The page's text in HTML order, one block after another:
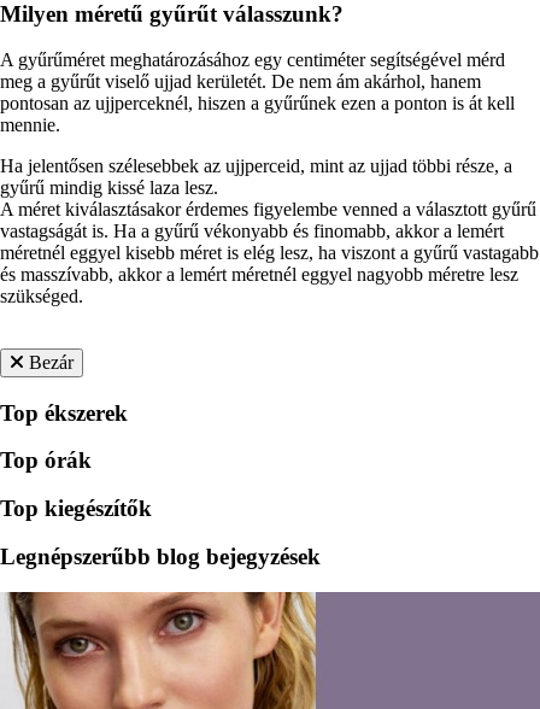
Milyen méretű gyűrűt válasszunk?
A gyűrűméret meghatározásához egy centiméter segítségével mérd
meg a gyűrűt viselő ujjad kerületét. De nem ám akárhol, hanem
pontosan az ujjperceknél, hiszen a gyűrűnek ezen a ponton is át kell
mennie.
Ha jelentősen szélesebbek az ujjperceid, mint az ujjad többi része, a
gyűrű mindig kissé laza lesz.
A méret kiválasztásakor érdemes figyelembe venned a választott gyűrű
vastagságát is. Ha a gyűrű vékonyabb és finomabb, akkor a lemért
méretnél eggyel kisebb méret is elég lesz, ha viszont a gyűrű vastagabb
és masszívabb, akkor a lemért méretnél eggyel nagyobb méretre lesz
szükséged.
Bezár
Top ékszerek
Top órák
Top kiegészítők
Legnépszerűbb blog bejegyzések